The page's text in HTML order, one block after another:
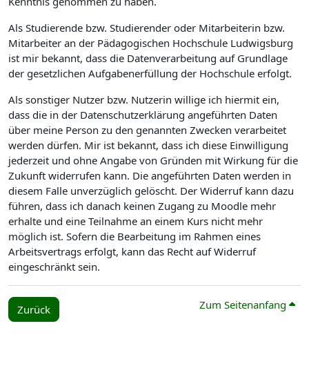
Als Studierende bzw. Studierender oder Mitarbeiterin bzw.
Mitarbeiter an der Pädagogischen Hochschule Ludwigsburg
ist mir bekannt, dass die Datenverarbeitung auf Grundlage
der gesetzlichen Aufgabenerfüllung der Hochschule erfolgt.
Als sonstiger Nutzer bzw. Nutzerin willige ich hiermit ein,
dass die in der Datenschutzerklärung angeführten Daten
über meine Person zu den genannten Zwecken verarbeitet
werden dürfen. Mir ist bekannt, dass ich diese Einwilligung
jederzeit und ohne Angabe von Gründen mit Wirkung für die
Zukunft widerrufen kann. Die angeführten Daten werden in
diesem Falle unverzüglich gelöscht. Der Widerruf kann dazu
führen, dass ich danach keinen Zugang zu Moodle mehr
erhalte und eine Teilnahme an einem Kurs nicht mehr
möglich ist. Sofern die Bearbeitung im Rahmen eines
Arbeitsvertrags erfolgt, kann das Recht auf Widerruf
eingeschränkt sein.
Zurück Zum Seitenanfang